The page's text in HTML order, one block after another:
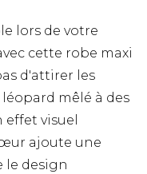
lors de votre
cette robe maxi
d'attirer les
mêlé à des
visuel
ajoute une
le design